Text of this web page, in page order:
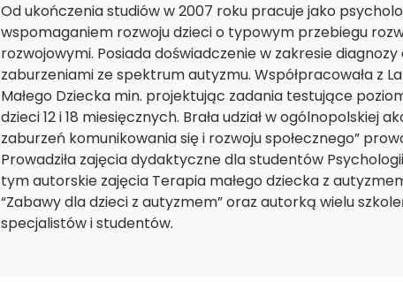
Od ukończenia studiów w 2007 roku pracuje jako
wspomaganiem rozwoju dzieci o typowym przebiegu
rozwojowymi. Posiada doświadczenie w zakresie diagnozy
zaburzeniami ze spektrum autyzmu. Współpracowała z
Małego Dziecka min. projektując zadania testujące
dzieci 12 i 18 miesięcznych. Brała udział w ogólnopolskiej
zaburzeń komunikowania się i rozwoju społecznego”
Prowadziła zajęcia dydaktyczne dla studentów
tym autorskie zajęcia Terapia małego dziecka z
“Zabawy dla dzieci z autyzmem” oraz autorką wielu
specjalistów i studentów.